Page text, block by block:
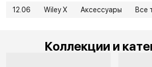
12.06 Wiley X Аксессуары Все
Коллекции и